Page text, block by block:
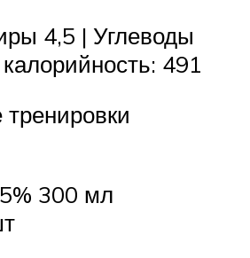
4,5 | Углеводы
491
300 мл